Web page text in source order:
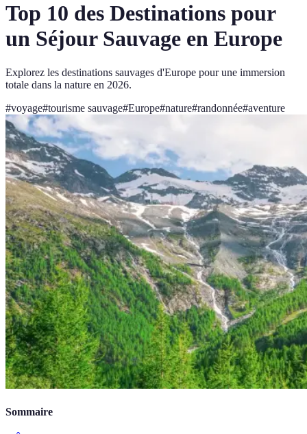
Top 10 des Destinations pour
un Séjour Sauvage en Europe
Explorez les destinations sauvages d'Europe pour une immersion
totale dans la nature en 2026.
#voyage#tourisme sauvage#Europe#nature#randonnée#aventure
Sommaire